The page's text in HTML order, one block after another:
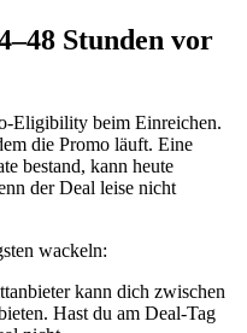
Stunden vor
Eligibility beim Einreichen.
die Promo läuft. Eine
bestand, kann heute
der Deal leise nicht
wackeln:
kann dich zwischen
Hast du am Deal-Tag